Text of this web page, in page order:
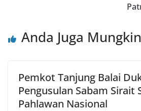
Anda Juga
Pemkot Tanjung Balai
Pengusulan Sabam Sirait
Pahlawan Nasional